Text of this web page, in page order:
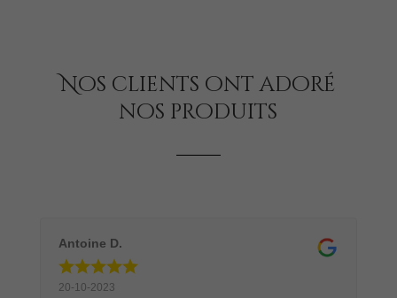
Nos clients ont adoré
nos produits
Antoine D.
20-10-2023